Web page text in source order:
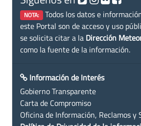
NOTA: Todos los datos e
este Portal son de acceso y uso
se solicita citar a la Dirección
como la fuente de la información.
Información de Interés
Gobierno Transparente
Carta de Compromiso
Oficina de Información, Reclamos y